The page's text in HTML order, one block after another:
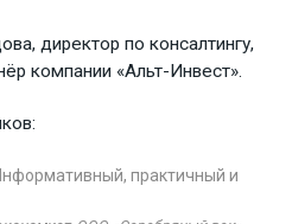
директор по консалтингу,
компании «Альт-Инвест».
практичный и